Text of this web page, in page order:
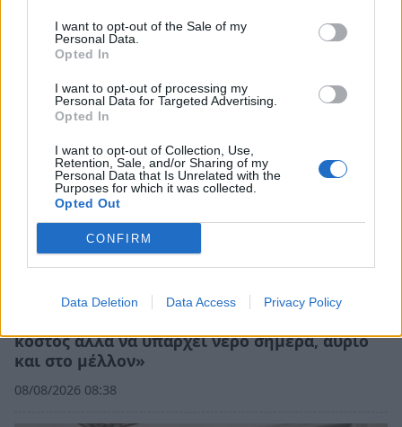
I want to opt-out of the Sale of my
Personal Data.
Opted In
I want to opt-out of processing my
Personal Data for Targeted Advertising.
Opted In
I want to opt-out of Collection, Use,
Retention, Sale, and/or Sharing of my
Personal Data that Is Unrelated with the
Purposes for which it was collected.
Opted Out
CONFIRM
Data Deletion Data Access Privacy Policy
κόστος αλλά να υπάρχει νερό σήμερα, αύριο
και στο μέλλον»
08/08/2026 08:38